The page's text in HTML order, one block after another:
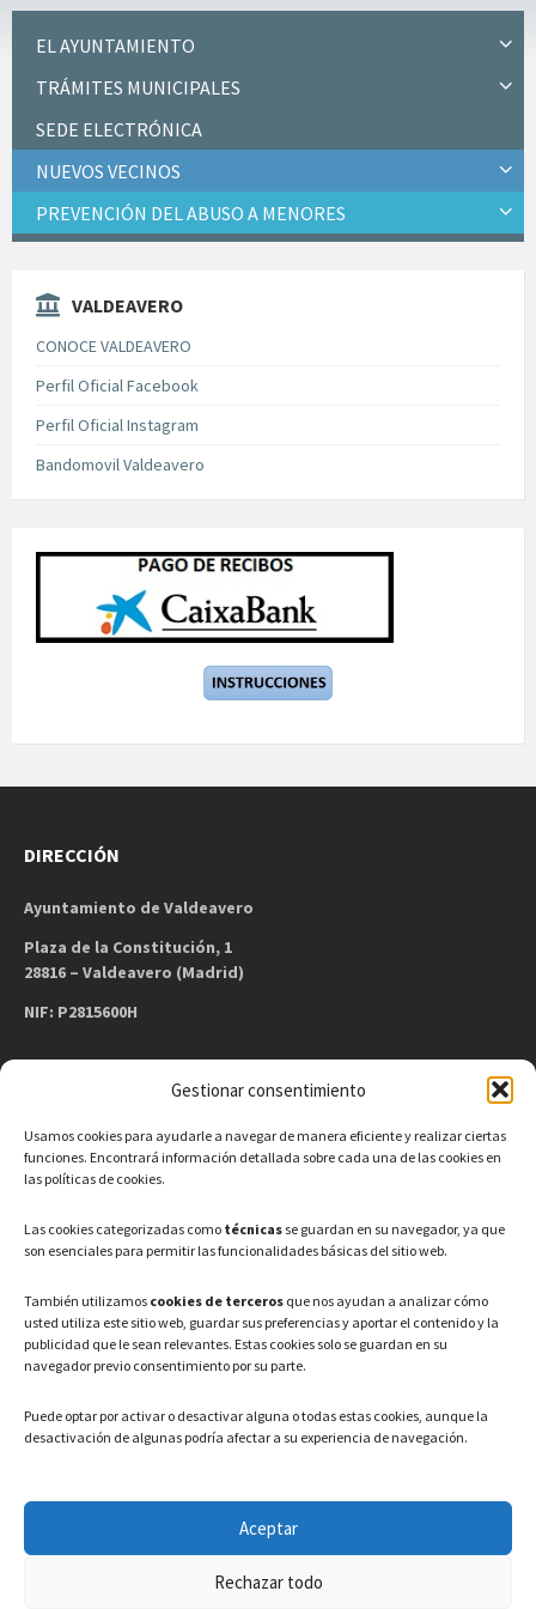
Gestionar consentimiento
Usamos cookies para ayudarle a navegar de manera eficiente y realizar ciertas
funciones. Encontrará información detallada sobre cada una de las cookies en
las políticas de cookies.
Las cookies categorizadas como técnicas se guardan en su navegador, ya que
son esenciales para permitir las funcionalidades básicas del sitio web.
También utilizamos cookies de terceros que nos ayudan a analizar cómo
usted utiliza este sitio web, guardar sus preferencias y aportar el contenido y la
publicidad que le sean relevantes. Estas cookies solo se guardan en su
navegador previo consentimiento por su parte.
Puede optar por activar o desactivar alguna o todas estas cookies, aunque la
desactivación de algunas podría afectar a su experiencia de navegación.
Aceptar
Rechazar todo
EL AYUNTAMIENTO
TRÁMITES MUNICIPALES
SEDE ELECTRÓNICA
NUEVOS VECINOS
PREVENCIÓN DEL ABUSO A MENORES
VALDEAVERO
CONOCE VALDEAVERO
Perfil Oficial Facebook
Perfil Oficial Instagram
Bandomovil Valdeavero
DIRECCIÓN
Ayuntamiento de Valdeavero
Plaza de la Constitución, 1
28816 – Valdeavero (Madrid)
NIF: P2815600H
Teléfono: 91 886 44 62
Correo Electrónico:
HORARIO
Lunes a Viernes: 08:00h – 15:00h
LEGAL
Política de privacidad–Aviso Legal–Política de cookies
Registro de actividades de Tratamiento